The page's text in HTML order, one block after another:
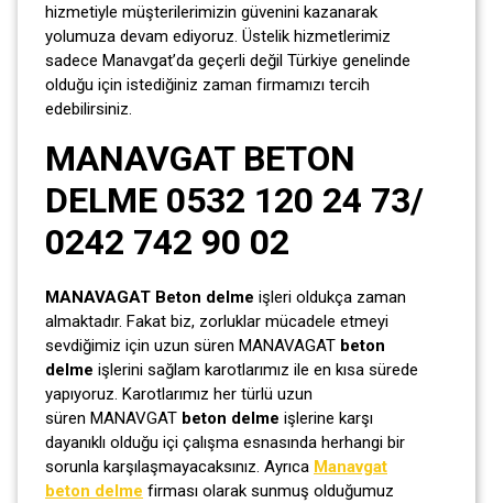
hizmetiyle müşterilerimizin güvenini kazanarak
yolumuza devam ediyoruz. Üstelik hizmetlerimiz
sadece Manavgat’da geçerli değil Türkiye genelinde
olduğu için istediğiniz zaman firmamızı tercih
edebilirsiniz.
MANAVGAT BETON
DELME 0532 120 24 73/
0242 742 90 02
MANAVAGAT Beton delme işleri oldukça zaman
almaktadır. Fakat biz, zorluklar mücadele etmeyi
sevdiğimiz için uzun süren MANAVAGAT beton
delme işlerini sağlam karotlarımız ile en kısa sürede
yapıyoruz. Karotlarımız her türlü uzun
süren MANAVGAT beton delme işlerine karşı
dayanıklı olduğu içi çalışma esnasında herhangi bir
sorunla karşılaşmayacaksınız. Ayrıca Manavgat
beton delme firması olarak sunmuş olduğumuz